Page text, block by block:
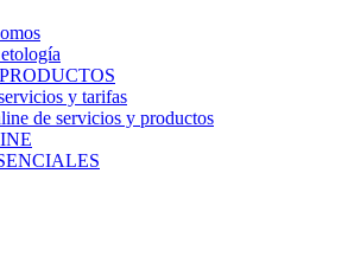
y tarifas
de servicios y productos